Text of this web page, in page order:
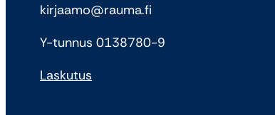
kirjaamo@rauma.fi
Y-tunnus 0138780-9
Laskutus